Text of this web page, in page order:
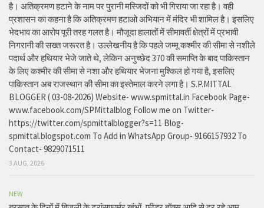
है। अतिक्रमण हटाने के नाम पर पुरानी मस्जिदों को भी गिराया जा रहा है। वही
प्रशासन का कहना है कि अतिक्रमण हटाओ अभियान में मंदिर भी शामिल है। इसलिए
भेदभाव का आरोप पूरी तरह गलत है। मौजूदा हालातों में सीमावर्ती क्षेत्रों में प्रभावी
निगरानी की सख्त जरूरत है। उल्लेखनीय है कि पहले जम्मू कश्मीर की सीमा से नशीले
पदार्थ और हथियार भेजे जाते थे, लेकिन अनुच्छेद 370 की समाप्ति के बाद पाकिस्तान
के लिए कश्मीर की सीमा से नशा और हथियार भेजना मुश्किल हो गया है, इसलिए
पाकिस्तान अब राजस्थान की सीमा का इस्तेमाल करने लगा है। S.P.MITTAL
BLOGGER ( 03-08-2026) Website- www.spmittal.in Facebook Page-
www.facebook.com/SPMittalblog Follow me on Twitter-
https://twitter.com/spmittalblogger?s=11 Blog-
spmittal.blogspot.com To Add in WhatsApp Group- 9166157932 To
Contact- 9829071511
3 AUG, 2026
NEW